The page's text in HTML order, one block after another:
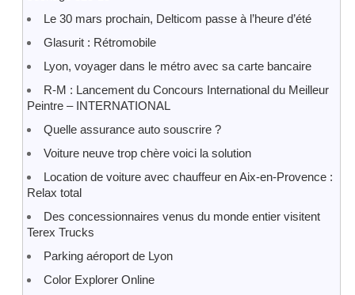
Le 30 mars prochain, Delticom passe à l’heure d’été
Glasurit : Rétromobile
Lyon, voyager dans le métro avec sa carte bancaire
R-M : Lancement du Concours International du Meilleur
Peintre – INTERNATIONAL
Quelle assurance auto souscrire ?
Voiture neuve trop chère voici la solution
Location de voiture avec chauffeur en Aix-en-Provence :
Relax total
Des concessionnaires venus du monde entier visitent
Terex Trucks
Parking aéroport de Lyon
Color Explorer Online